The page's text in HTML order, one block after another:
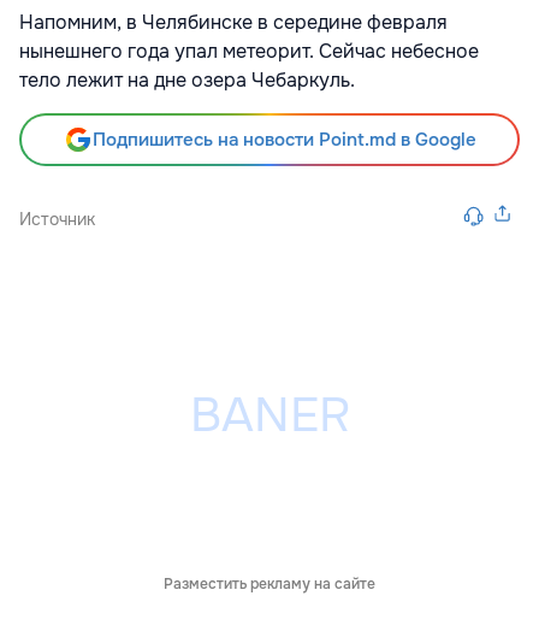
Напомним, в Челябинске в середине февраля
нынешнего года упал метеорит. Сейчас небесное
тело лежит на дне озера Чебаркуль.
Подпишитесь на новости Point.md в Google
Источник
Разместить рекламу на сайте